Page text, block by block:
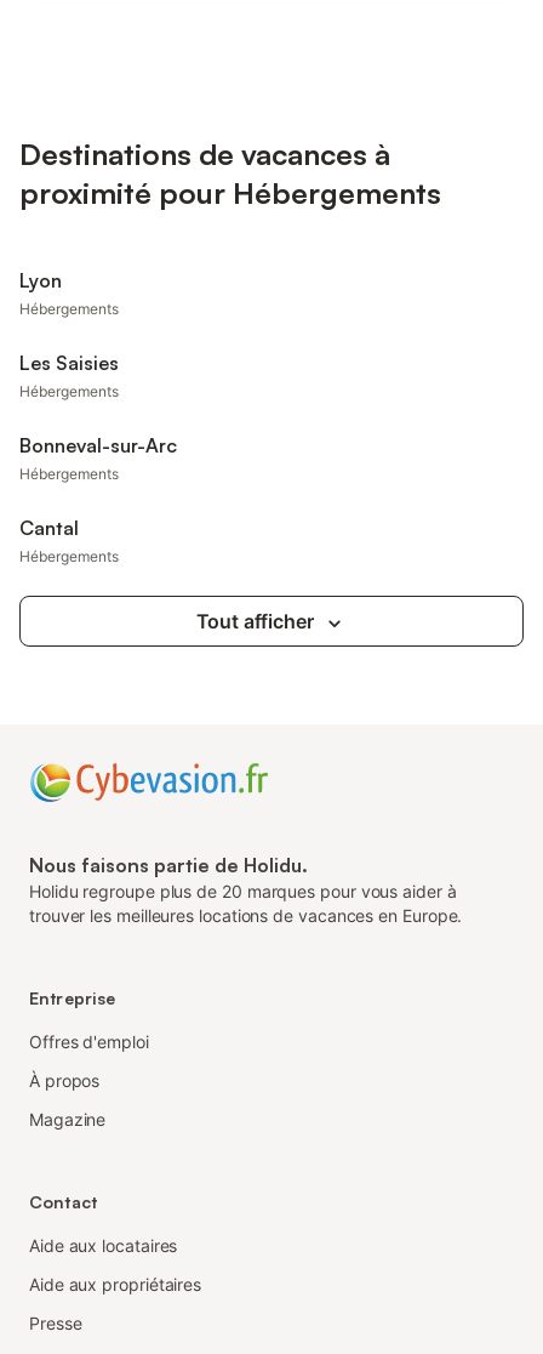
Destinations de vacances à
proximité pour Hébergements
Lyon
Hébergements
Les Saisies
Hébergements
Bonneval-sur-Arc
Hébergements
Cantal
Hébergements
Tout afficher
Nous faisons partie de Holidu.
Holidu regroupe plus de 20 marques pour vous aider à
trouver les meilleures locations de vacances en Europe.
Entreprise
Offres d'emploi
À propos
Magazine
Contact
Aide aux locataires
Aide aux propriétaires
Presse